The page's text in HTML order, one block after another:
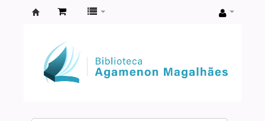
Agamenon
Magalhães